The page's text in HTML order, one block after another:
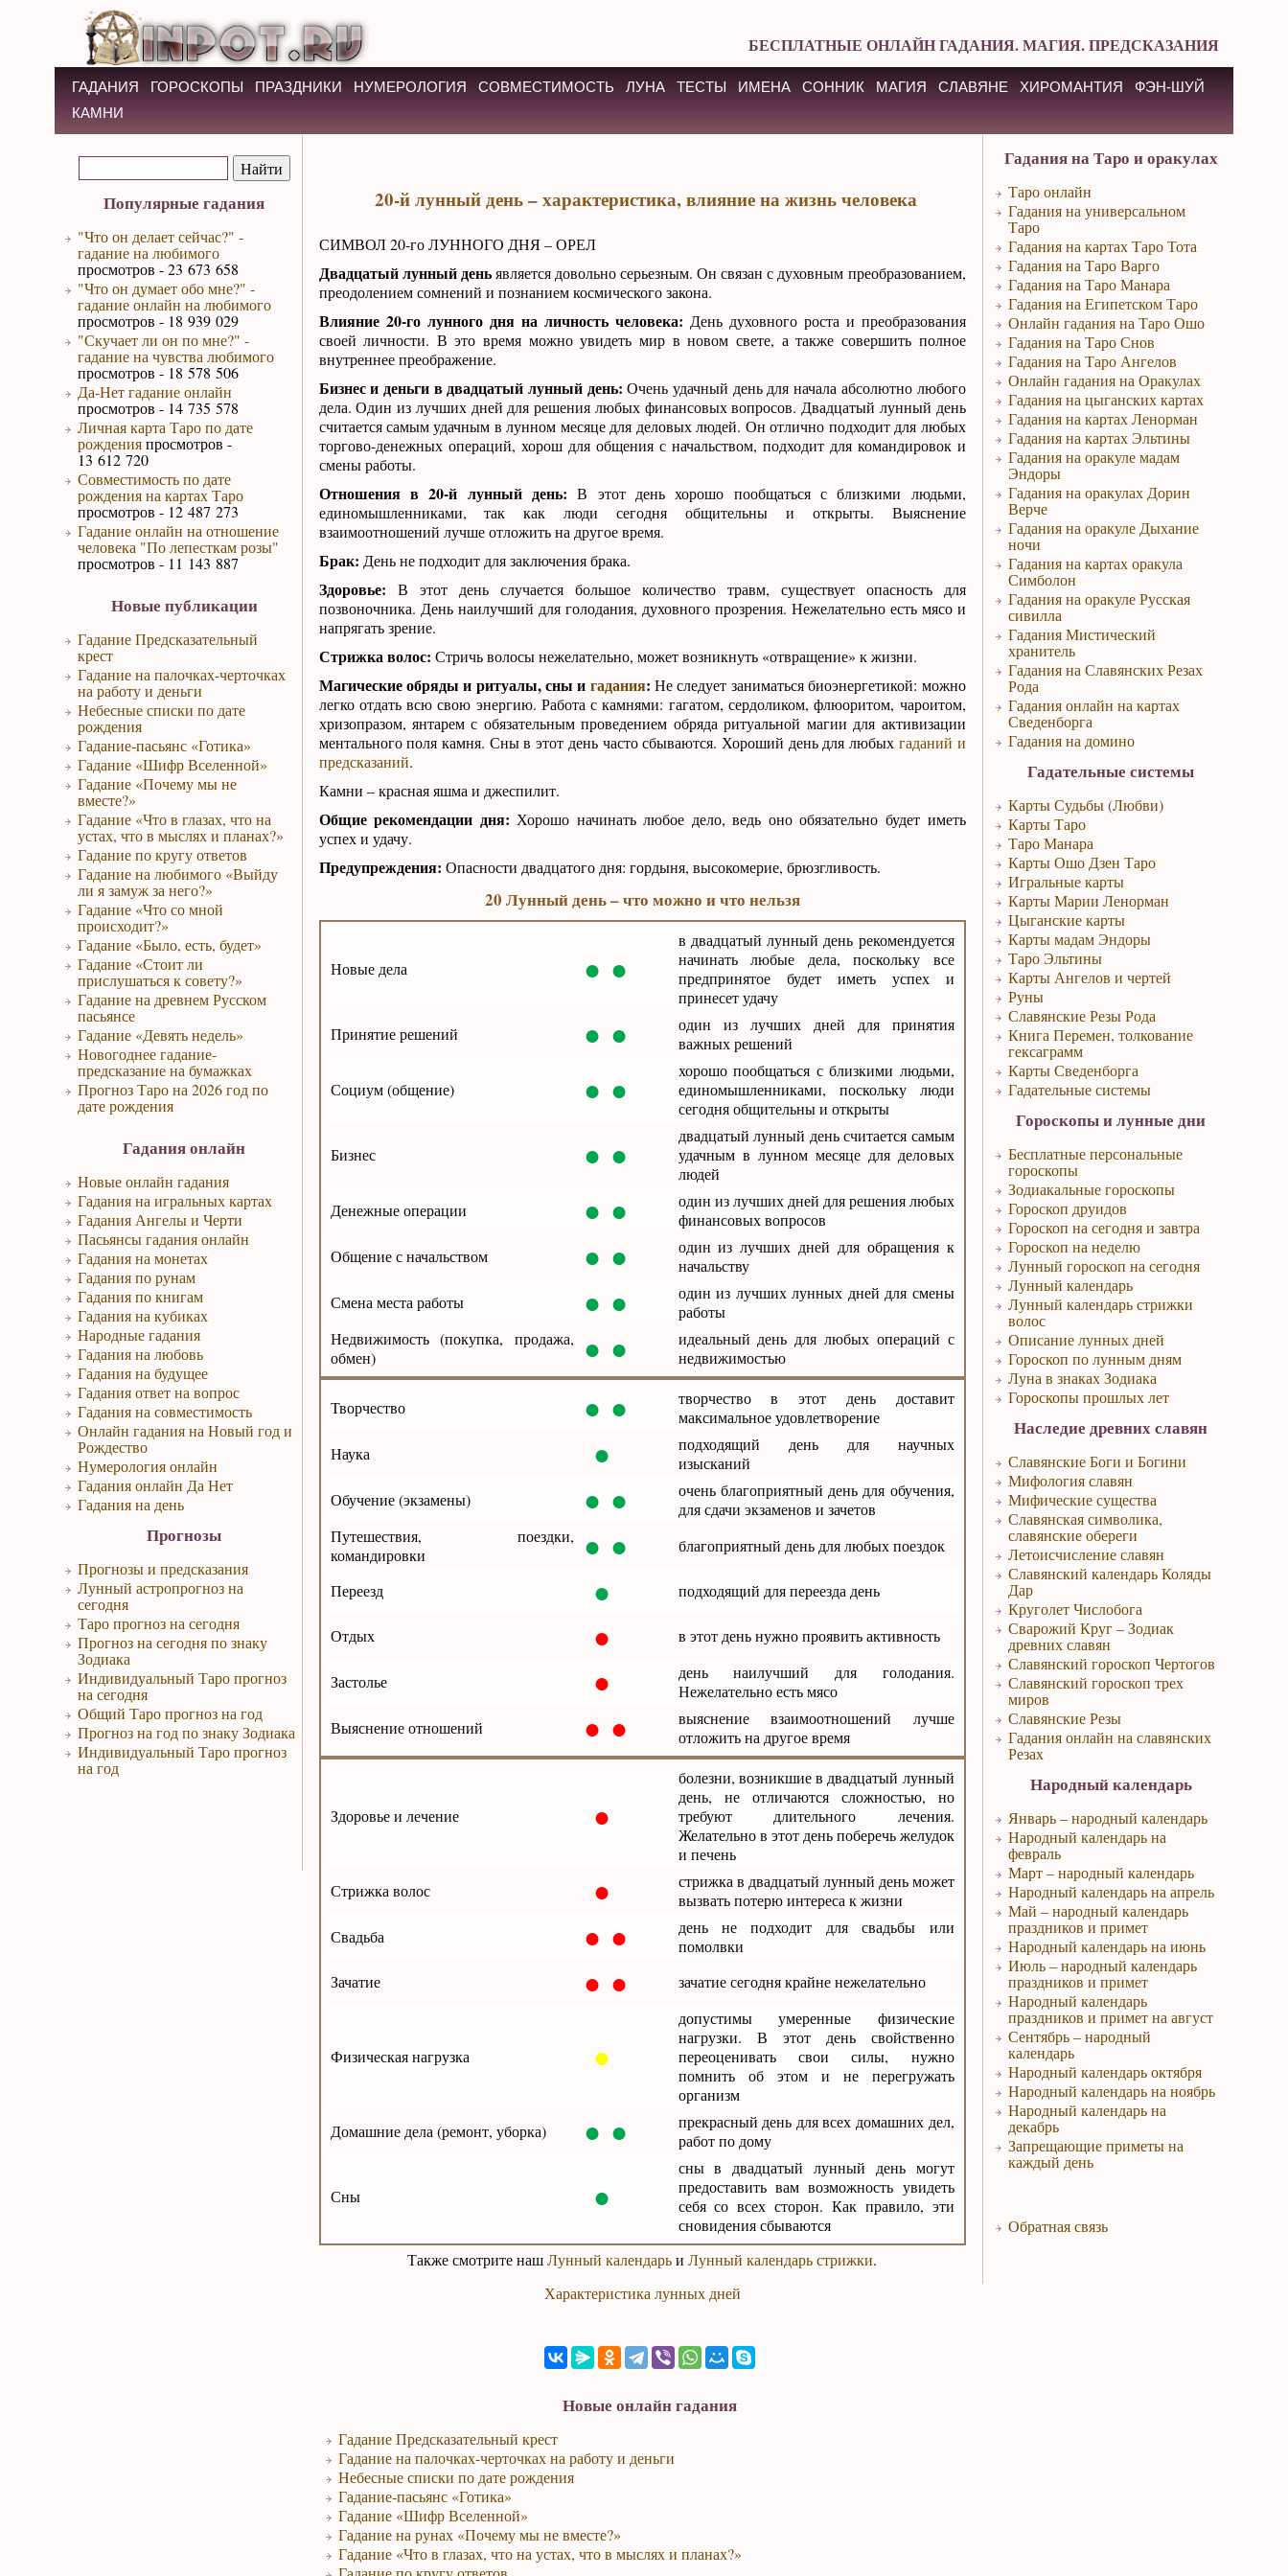
БЕСПЛАТНЫЕ ОНЛАЙН ГАДАНИЯ. МАГИЯ. ПРЕДСКАЗАНИЯ
ГАДАНИЯ ГОРОСКОПЫ ПРАЗДНИКИ НУМЕРОЛОГИЯ СОВМЕСТИМОСТЬ ЛУНА ТЕСТЫ ИМЕНА СОННИК МАГИЯ СЛАВЯНЕ ХИРОМАНТИЯ
ФЭН-ШУЙ
КАМНИ
Популярные гадания
"Что он делает сейчас?" -
гадание на любимого
просмотров - 23 673 658
"Что он думает обо мне?" -
гадание онлайн на любимого
просмотров - 18 939 029
"Скучает ли он по мне?" -
гадание на чувства любимого
просмотров - 18 578 506
Да-Нет гадание онлайн
просмотров - 14 735 578
Личная карта Таро по дате
рожденияпросмотров -
13 612 720
Совместимость по дате
рождения на картах Таро
просмотров - 12 487 273
Гадание онлайн на отношение
человека "По лепесткам розы"
просмотров - 11 143 887
Новые публикации
Гадание Предсказательный
крест
Гадание на палочках-черточках
на работу и деньги
Небесные списки по дате
рождения
Гадание-пасьянс «Готика»
Гадание «Шифр Вселенной»
Гадание «Почему мы не
вместе?»
Гадание «Что в глазах, что на
устах, что в мыслях и планах?»
Гадание по кругу ответов
Гадание на любимого «Выйду
ли я замуж за него?»
Гадание «Что со мной
происходит?»
Гадание «Было, есть, будет»
Гадание «Стоит ли
прислушаться к совету?»
Гадание на древнем Русском
пасьянсе
Гадание «Девять недель»
Новогоднее гадание-
предсказание на бумажках
Прогноз Таро на 2026 год по
дате рождения
Гадания онлайн
Новые онлайн гадания
Гадания на игральных картах
Гадания Ангелы и Черти
Пасьянсы гадания онлайн
Гадания на монетах
Гадания по рунам
Гадания по книгам
Гадания на кубиках
Народные гадания
Гадания на любовь
Гадания на будущее
Гадания ответ на вопрос
Гадания на совместимость
Онлайн гадания на Новый год и
Рождество
Нумерология онлайн
Гадания онлайн Да Нет
Гадания на день
Прогнозы
Прогнозы и предсказания
Лунный астропрогноз на
сегодня
Таро прогноз на сегодня
Прогноз на сегодня по знаку
Зодиака
Индивидуальный Таро прогноз
на сегодня
Общий Таро прогноз на год
Прогноз на год по знаку Зодиака
Индивидуальный Таро прогноз
на год
20-й лунный день – характеристика, влияние на жизнь человека
СИМВОЛ 20-го ЛУННОГО ДНЯ – ОРЕЛ
Двадцатый лунный деньявляется довольно серьезным. Он связан с духовным преобразованием,
преодолением сомнений и познанием космического закона.
Влияние 20-го лунного дня на личность человека: День духовного роста и преобразования
своей личности. В это время можно увидеть мир в новом свете, а также совершить полное
внутреннее преображение.
Бизнес и деньги в двадцатый лунный день: Очень удачный день для начала абсолютно любого
дела. Один из лучших дней для решения любых финансовых вопросов. Двадцатый лунный день
считается самым удачным в лунном месяце для деловых людей. Он отлично подходит для любых
торгово-денежных операций, хорош для общения с начальством, подходит для командировок и
смены работы.
Отношения в 20-й лунный день: В этот день хорошо пообщаться с близкими людьми,
единомышленниками, так как люди сегодня общительны и открыты. Выяснение
взаимоотношений лучше отложить на другое время.
Брак: День не подходит для заключения брака.
Здоровье: В этот день случается большое количество травм, существует опасность для
позвоночника. День наилучший для голодания, духовного прозрения. Нежелательно есть мясо и
напрягать зрение.
Стрижка волос: Стричь волосы нежелательно, может возникнуть «отвращение» к жизни.
Магические обряды и ритуалы, сны и гадания: Не следует заниматься биоэнергетикой: можно
легко отдать всю свою энергию. Работа с камнями: гагатом, сердоликом, флюоритом, чароитом,
хризопразом, янтарем с обязательным проведением обряда ритуальной магии для активизации
ментального поля камня. Сны в этот день часто сбываются. Хороший день для любых гаданий и
предсказаний.
Камни – красная яшма и джеспилит.
Общие рекомендации дня: Хорошо начинать любое дело, ведь оно обязательно будет иметь
успех и удачу.
Предупреждения: Опасности двадцатого дня: гордыня, высокомерие, брюзгливость.
20 Лунный день – что можно и что нельзя
Новые дела ● ●
в двадцатый лунный день рекомендуется
начинать любые дела, поскольку все
предпринятое будет иметь успех и
принесет удачу
Принятие решений
● ●
один из лучших дней для принятия
важных решений
Социум (общение) ● ●
хорошо пообщаться с близкими людьми,
единомышленниками, поскольку люди
сегодня общительны и открыты
Бизнес ● ●
двадцатый лунный день считается самым
удачным в лунном месяце для деловых
людей
Денежные операции
● ●
один из лучших дней для решения любых
финансовых вопросов
Общение с начальством
● ●
один из лучших дней для обращения к
начальству
Смена места работы
● ●
один из лучших лунных дней для смены
работы
Недвижимость (покупка, продажа,
обмен)
● ●
идеальный день для любых операций с
недвижимостью
Творчество ● ●
творчество в этот день доставит
максимальное удовлетворение
Наука
●
подходящий день для научных
изысканий
Обучение (экзамены)
● ●
очень благоприятный день для обучения,
для сдачи экзаменов и зачетов
Путешествия, поездки,
командировки
● ● благоприятный день для любых поездок
Переезд ● подходящий для переезда день
Отдых ● в этот день нужно проявить активность
Застолье ●
день наилучший для голодания.
Нежелательно есть мясо
Выяснение отношений
● ●
выяснение взаимоотношений лучше
отложить на другое время
Здоровье и лечение ●
болезни, возникшие в двадцатый лунный
день, не отличаются сложностью, но
требуют длительного лечения.
Желательно в этот день поберечь желудок
и печень
Стрижка волос
●
стрижка в двадцатый лунный день может
вызвать потерю интереса к жизни
Свадьба
● ●
день не подходит для свадьбы или
помолвки
Зачатие
● ● зачатие сегодня крайне нежелательно
Физическая нагрузка ●
допустимы умеренные физические
нагрузки. В этот день свойственно
переоценивать свои силы, нужно
помнить об этом и не перегружать
организм
Домашние дела (ремонт, уборка)
● ●
прекрасный день для всех домашних дел,
работ по дому
Сны ●
сны в двадцатый лунный день могут
предоставить вам возможность увидеть
себя со всех сторон. Как правило, эти
сновидения сбываются
Также смотрите нашЛунный календарьи Лунный календарь стрижки.
Характеристика лунных дней
Новые онлайн гадания
Гадание Предсказательный крест
Гадание на палочках-черточках на работу и деньги
Небесные списки по дате рождения
Гадание-пасьянс «Готика»
Гадание «Шифр Вселенной»
Гадание на рунах «Почему мы не вместе?»
Гадание «Что в глазах, что на устах, что в мыслях и планах?»
Гадания на Таро и оракулах
Таро онлайн
Гадания на универсальном
Таро
Гадания на картах Таро Тота
Гадания на Таро Варго
Гадания на Таро Манара
Гадания на Египетском Таро
Онлайн гадания на Таро Ошо
Гадания на Таро Снов
Гадания на Таро Ангелов
Онлайн гадания на Оракулах
Гадания на цыганских картах
Гадания на картах Ленорман
Гадания на картах Эльтины
Гадания на оракуле мадам
Эндоры
Гадания на оракулах Дорин
Верче
Гадания на оракуле Дыхание
ночи
Гадания на картах оракула
Симболон
Гадания на оракуле Русская
сивилла
Гадания Мистический
хранитель
Гадания на Славянских Резах
Рода
Гадания онлайн на картах
Сведенборга
Гадания на домино
Гадательные системы
Карты Судьбы (Любви)
Карты Таро
Таро Манара
Карты Ошо Дзен Таро
Игральные карты
Карты Марии Ленорман
Цыганские карты
Карты мадам Эндоры
Таро Эльтины
Карты Ангелов и чертей
Руны
Славянские Резы Рода
Книга Перемен, толкование
гексаграмм
Карты Сведенборга
Гадательные системы
Гороскопы и лунные дни
Бесплатные персональные
гороскопы
Зодиакальные гороскопы
Гороскоп друидов
Гороскоп на сегодня и завтра
Гороскоп на неделю
Лунный гороскоп на сегодня
Лунный календарь
Лунный календарь стрижки
волос
Описание лунных дней
Гороскоп по лунным дням
Луна в знаках Зодиака
Гороскопы прошлых лет
Наследие древних славян
Славянские Боги и Богини
Мифология славян
Мифические существа
Славянская символика,
славянские обереги
Летоисчисление славян
Славянский календарь Коляды
Дар
Круголет Числобога
Сварожий Круг – Зодиак
древних славян
Славянский гороскоп Чертогов
Славянский гороскоп трех
миров
Славянские Резы
Гадания онлайн на славянских
Резах
Народный календарь
Январь – народный календарь
Народный календарь на
февраль
Март – народный календарь
Народный календарь на апрель
Май – народный календарь
праздников и примет
Народный календарь на июнь
Июль – народный календарь
праздников и примет
Народный календарь
праздников и примет на август
Сентябрь – народный
календарь
Народный календарь октября
Народный календарь на ноябрь
Народный календарь на
декабрь
Запрещающие приметы на
каждый день
Обратная связь